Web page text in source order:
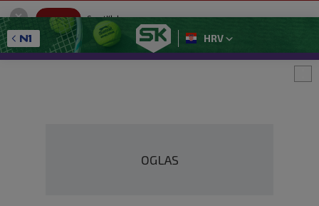
SportKlub
Sport portal
GET - On the Google Play
HRV
OGLAS